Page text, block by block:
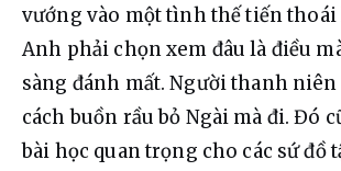
vướng vào một tình thế tiến thoái
Anh phải chọn xem đâu là điều
sàng đánh mất. Người thanh niên
cách buồn rầu bỏ Ngài mà đi. Đó
bài học quan trọng cho các sứ đồ